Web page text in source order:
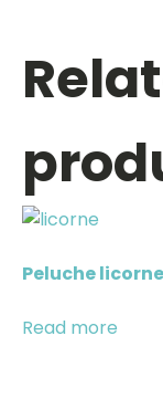
Peluche
Read more